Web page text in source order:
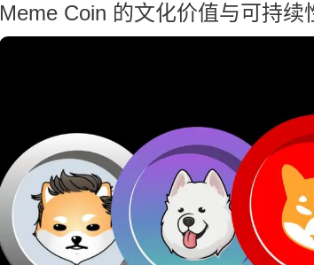
Meme Coin 的文化价值与可持续